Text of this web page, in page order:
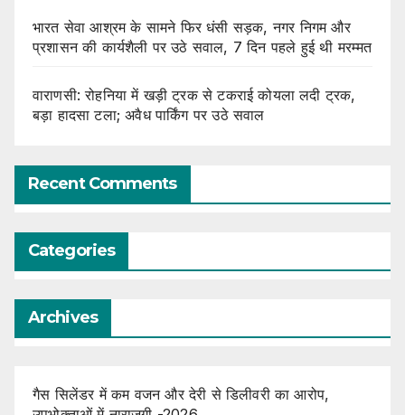
भारत सेवा आश्रम के सामने फिर धंसी सड़क, नगर निगम और
प्रशासन की कार्यशैली पर उठे सवाल, 7 दिन पहले हुई थी मरम्मत
वाराणसी: रोहनिया में खड़ी ट्रक से टकराई कोयला लदी ट्रक,
बड़ा हादसा टला; अवैध पार्किंग पर उठे सवाल
Recent Comments
Categories
Archives
गैस सिलेंडर में कम वजन और देरी से डिलीवरी का आरोप,